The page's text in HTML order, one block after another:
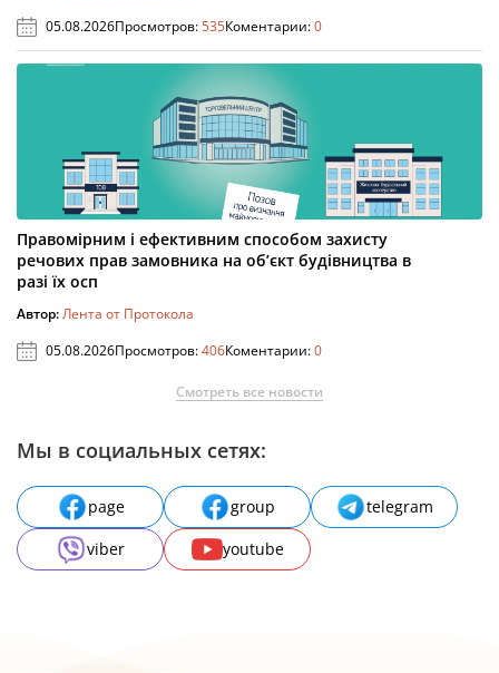
05.08.2026Просмотров:535Коментарии:0
Правомірним і ефективним способом захисту
речових прав замовника на об’єкт будівництва в
разі їх осп
Автор:Лента от Протокола
05.08.2026Просмотров:406Коментарии:0
Смотреть все новости
Мы в социальных сетях:
page group
telegram
viber
youtube